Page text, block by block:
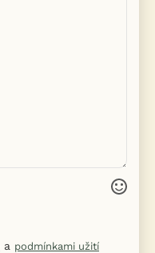
a podmínkami užití